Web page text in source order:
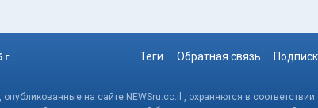
г. Теги Обратная связь
на сайте NEWSru.co.il , охраняются в